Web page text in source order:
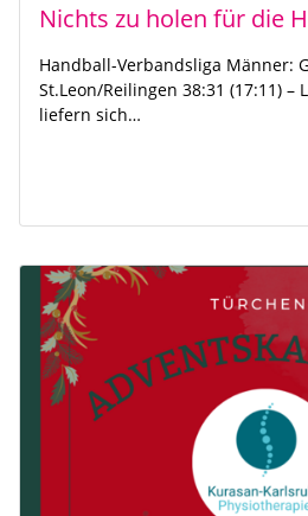
Nichts zu holen für die
Handball-Verbandsliga Männer:
St.Leon/Reilingen 38:31 (17:11) –
liefern sich…